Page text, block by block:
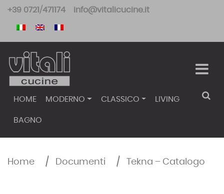
Skip
content
+39 0721/471174 info@vitalicucine.it
HOME MODERNO CLASSICO LIVING
BAGNO
Home / Documenti / Tekna – Catalogo